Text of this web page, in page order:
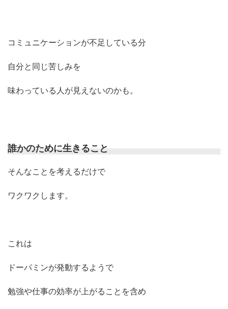
コミュニケーションが不足している分
自分と同じ苦しみを
味わっている人が見えないのかも。
誰かのために生きること
そんなことを考えるだけで
ワクワクします。
これは
ドーパミンが発動するようで
勉強や仕事の効率が上がることを含め